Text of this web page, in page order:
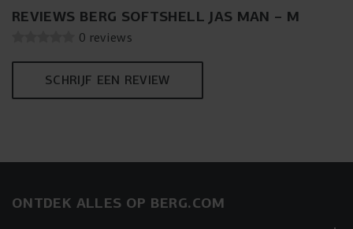
REVIEWS BERG SOFTSHELL JAS MAN – M
0 reviews
SCHRIJF EEN REVIEW
ONTDEK ALLES OP BERG.COM